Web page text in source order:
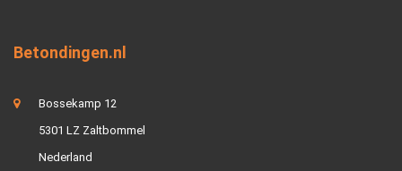
Betondingen.nl
Bossekamp 12
5301 LZ Zaltbommel
Nederland